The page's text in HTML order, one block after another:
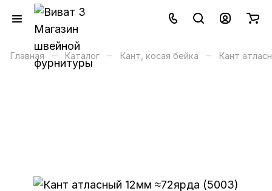
Главная – Каталог – Кант, косая бейка – Кант